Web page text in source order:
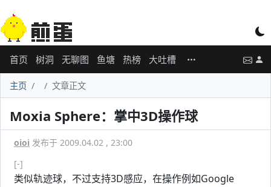
首页 树洞 无聊图 鱼塘 热榜 大吐槽
主页 文章正文
Moxia Sphere：掌中3D操作球
oioi 发布于 2009.04.02 , 23:00
[-]
类似轨迹球，不过支持3D感应，在操作例如Google